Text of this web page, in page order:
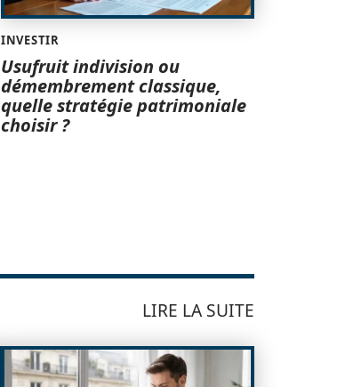
INVESTIR
Usufruit indivision ou
démembrement classique,
quelle stratégie patrimoniale
choisir ?
LIRE LA SUITE